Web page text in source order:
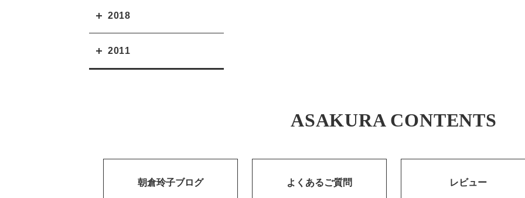
2018
2011
ASAKURA CONTENTS
朝倉玲子ブログ よくあるご質問 レビュー